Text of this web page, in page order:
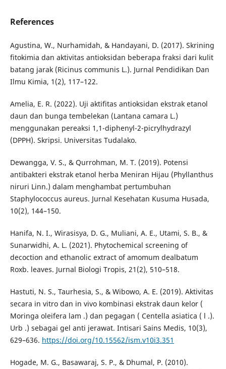
References
Agustina, W., Nurhamidah, & Handayani, D. (2017). Skrining
fitokimia dan aktivitas antioksidan beberapa fraksi dari kulit
batang jarak (Ricinus communis L.). Jurnal Pendidikan Dan
Ilmu Kimia, 1(2), 117–122.
Amelia, E. R. (2022). Uji aktifitas antioksidan ekstrak etanol
daun dan bunga tembelekan (Lantana camara L.)
menggunakan pereaksi 1,1-diphenyl-2-picrylhydrazyl
(DPPH). Skripsi. Universitas Tudalako.
Dewangga, V. S., & Qurrohman, M. T. (2019). Potensi
antibakteri ekstrak etanol herba Meniran Hijau (Phyllanthus
niruri Linn.) dalam menghambat pertumbuhan
Staphylococcus aureus. Jurnal Kesehatan Kusuma Husada,
10(2), 144–150.
Hanifa, N. I., Wirasisya, D. G., Muliani, A. E., Utami, S. B., &
Sunarwidhi, A. L. (2021). Phytochemical screening of
decoction and ethanolic extract of amomum dealbatum
Roxb. leaves. Jurnal Biologi Tropis, 21(2), 510–518.
Hastuti, N. S., Taurhesia, S., & Wibowo, A. E. (2019). Aktivitas
secara in vitro dan in vivo kombinasi ekstrak daun kelor (
Moringa oleifera lam .) dan pegagan ( Centella asiatica ( l .).
Urb .) sebagai gel anti jerawat. Intisari Sains Medis, 10(3),
629–636. https://doi.org/10.15562/ism.v10i3.351
Hogade, M. G., Basawaraj, S. P., & Dhumal, P. (2010).